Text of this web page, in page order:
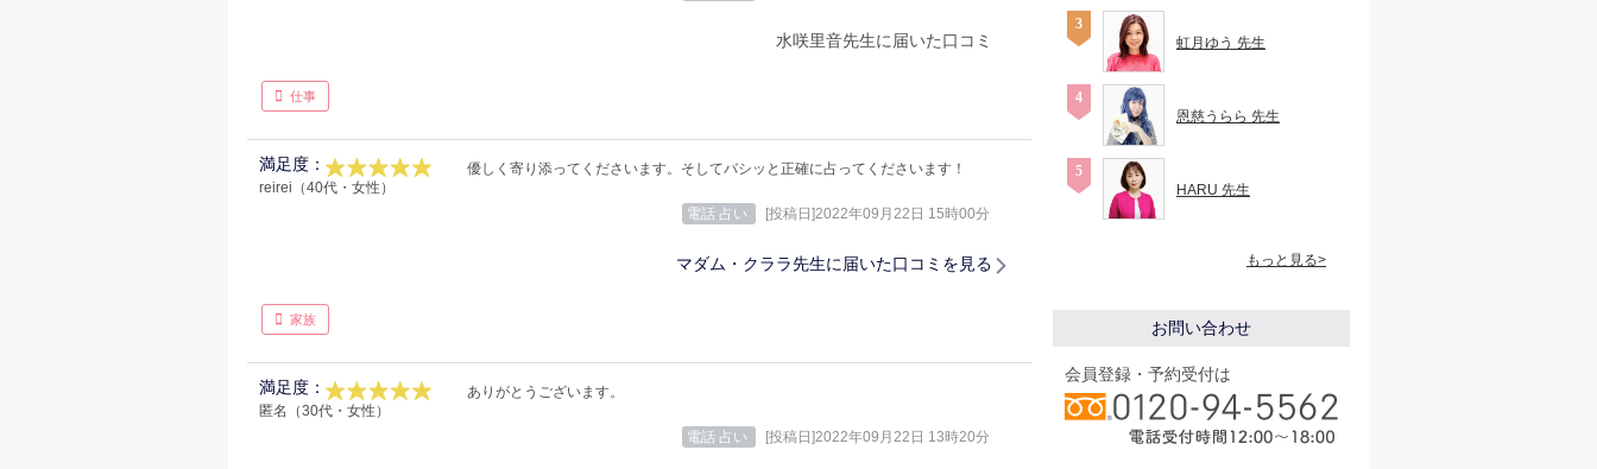
水咲里音先生に届いた口コミ
仕事
満足度：
reirei（40代・女性）
優しく寄り添ってくださいます。そしてバシッと正確に占ってくださいます！
電話 占い [投稿日]2022年09月22日 15時00分
マダム・クララ先生に届いた口コミを見る
家族
満足度：
匿名（30代・女性）
ありがとうございます。
電話 占い [投稿日]2022年09月22日 13時20分
虹月ゆう 先生
恩慈うらら 先生
HARU 先生
もっと見る>
お問い合わせ
会員登録・予約受付は